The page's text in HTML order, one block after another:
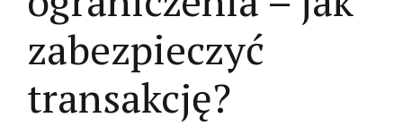
zabezpieczyć
transakcję?